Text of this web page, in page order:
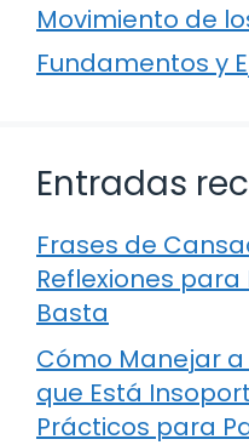
Movimiento de
Fundamentos y
Entradas
Frases de
Reflexiones
Basta
Cómo Manejar a
que Está
Prácticos para